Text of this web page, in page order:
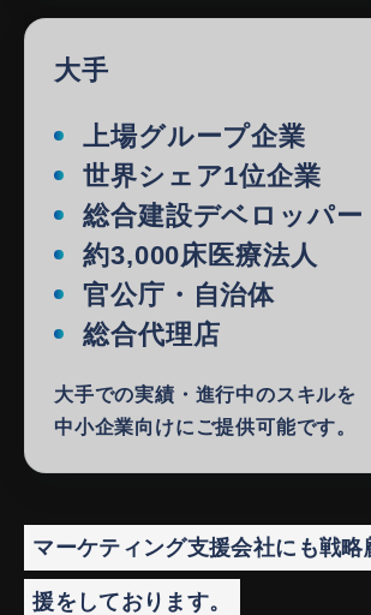
大手
上場グループ企業
世界シェア1位企業
総合建設デベロッパー
約3,000床医療法人
官公庁・自治体
総合代理店
大手での実績・進行中のスキルを
中小企業向けにご提供可能です。
マーケティング支援会社にも戦略
援をしております。